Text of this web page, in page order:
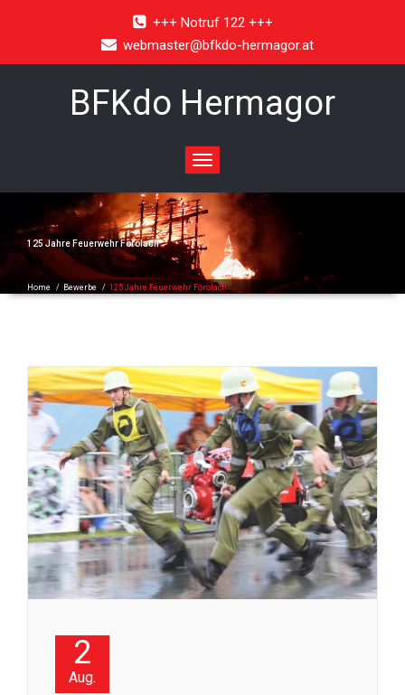
+++ Notruf 122 +++
webmaster@bfkdo-hermagor.at
BFKdo Hermagor
Toggle
navigation
125 Jahre Feuerwehr Förolach
Home / Bewerbe / 125 Jahre Feuerwehr Förolach
2
Aug.